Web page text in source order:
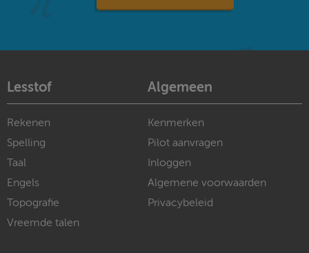
Lesstof Algemeen
Rekenen
Spelling
Taal
Engels
Topografie
Vreemde talen
Kenmerken
Pilot aanvragen
Inloggen
Algemene voorwaarden
Privacybeleid